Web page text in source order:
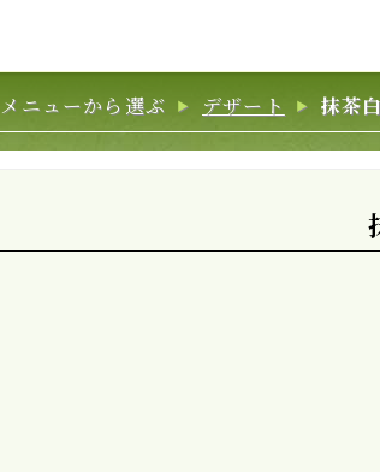
メニューから選ぶ デザート 抹茶